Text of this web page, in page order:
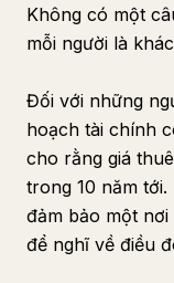
Không có một
mỗi người là
Đối với những
hoạch tài chính
cho rằng giá
trong 10 năm
đảm bảo một nơi
để nghĩ về điều